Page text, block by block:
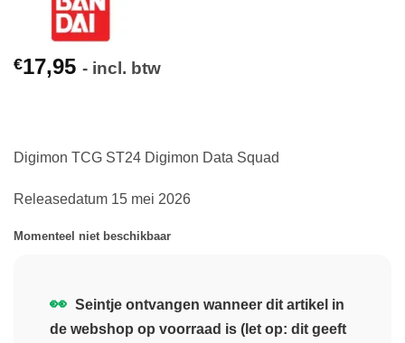
€17,95 - incl. btw
Digimon TCG ST24 Digimon Data Squad
Releasedatum 15 mei 2026
Momenteel niet beschikbaar
👀 Seintje ontvangen wanneer dit artikel in
de webshop op voorraad is (let op: dit geeft